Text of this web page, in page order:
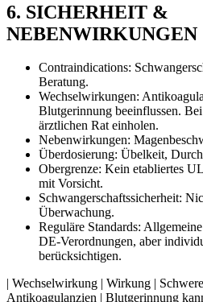
6. SICHERHEIT &
NEBENWIRKUNGEN
Contraindications:
Beratung.
Wechselwirkungen:
Blutgerinnung beeinflussen.
ärztlichen Rat einholen.
Nebenwirkungen:
Überdosierung: Übelkeit,
Obergrenze: Kein etabliertes
mit Vorsicht.
Schwangerschaftssicherheit:
Überwachung.
Reguläre Standards:
DE-Verordnungen, aber
berücksichtigen.
| Wechselwirkung | Wirkung |
Antikoagulanzien | Blutgerinnung